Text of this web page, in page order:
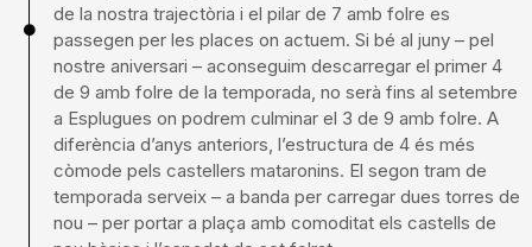
de la nostra trajectòria i el pilar de 7 amb folre es
passegen per les places on actuem. Si bé al juny – pel
nostre aniversari – aconseguim descarregar el primer 4
de 9 amb folre de la temporada, no serà fins al setembre
a Esplugues on podrem culminar el 3 de 9 amb folre. A
diferència d’anys anteriors, l’estructura de 4 és més
còmode pels castellers mataronins. El segon tram de
temporada serveix – a banda per carregar dues torres de
nou – per portar a plaça amb comoditat els castells de